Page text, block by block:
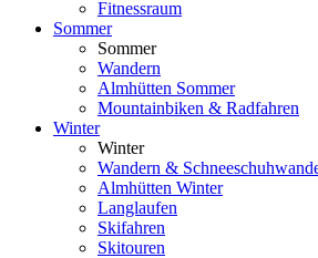
Fitnessraum
Sommer
Sommer
Wandern
Almhütten Sommer
Mountainbiken & Radfahren
Winter
Winter
Wandern &
Almhütten Winter
Langlaufen
Skifahren
Skitouren